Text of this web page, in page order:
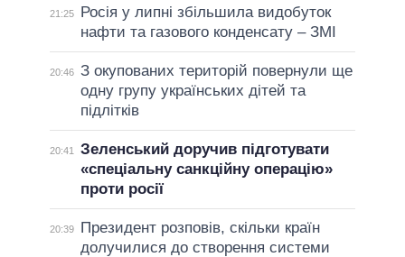
21:25
Росія у липні збільшила видобуток
нафти та газового конденсату – ЗМІ
20:46 З окупованих територій повернули ще
одну групу українських дітей та
підлітків
20:41
Зеленський доручив підготувати
«спеціальну санкційну операцію»
проти росії
20:39
Президент розповів, скільки країн
долучилися до створення системи